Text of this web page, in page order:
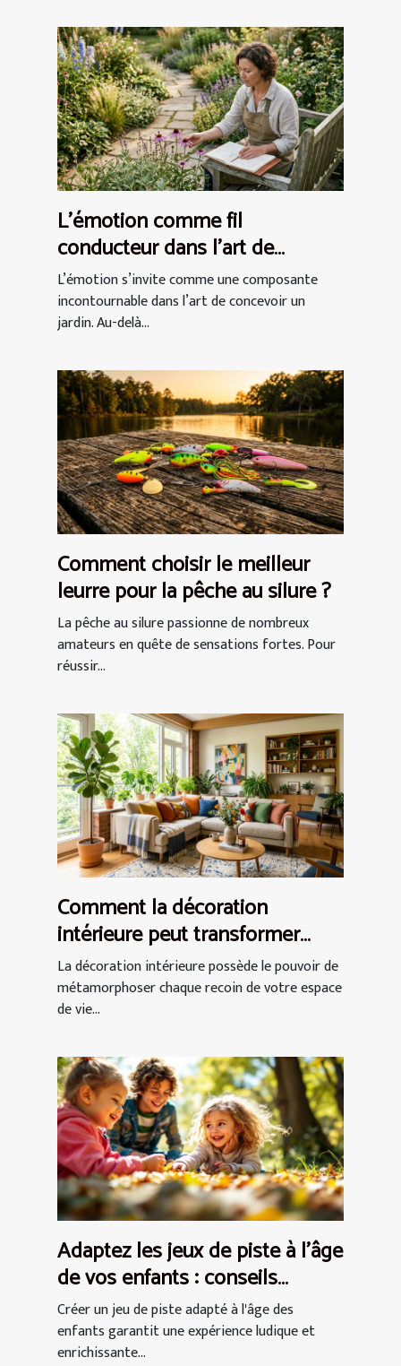
L’émotion comme fil
conducteur dans l’art de
concevoir un jardin
L’émotion s’invite comme une composante
incontournable dans l’art de concevoir un
jardin. Au-delà...
Comment choisir le meilleur
leurre pour la pêche au silure ?
La pêche au silure passionne de nombreux
amateurs en quête de sensations fortes. Pour
réussir...
Comment la décoration
intérieure peut transformer
votre espace de vie ?
La décoration intérieure possède le pouvoir de
métamorphoser chaque recoin de votre espace
de vie...
Adaptez les jeux de piste à l'âge
de vos enfants : conseils
pratiques
Créer un jeu de piste adapté à l'âge des
enfants garantit une expérience ludique et
enrichissante...